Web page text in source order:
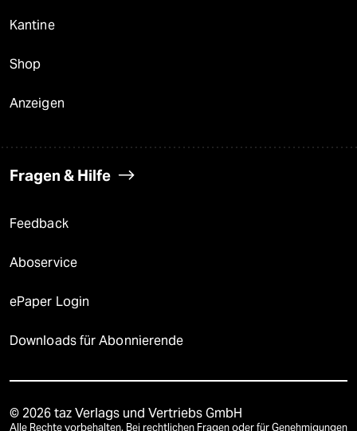
Kantine
Shop
Anzeigen
Fragen & Hilfe
Feedback
Aboservice
ePaper Login
Downloads für Abonnierende
© 2026 taz Verlags und Vertriebs GmbH
Alle Rechte vorbehalten. Bei rechtlichen Fragen oder für Genehmigungen